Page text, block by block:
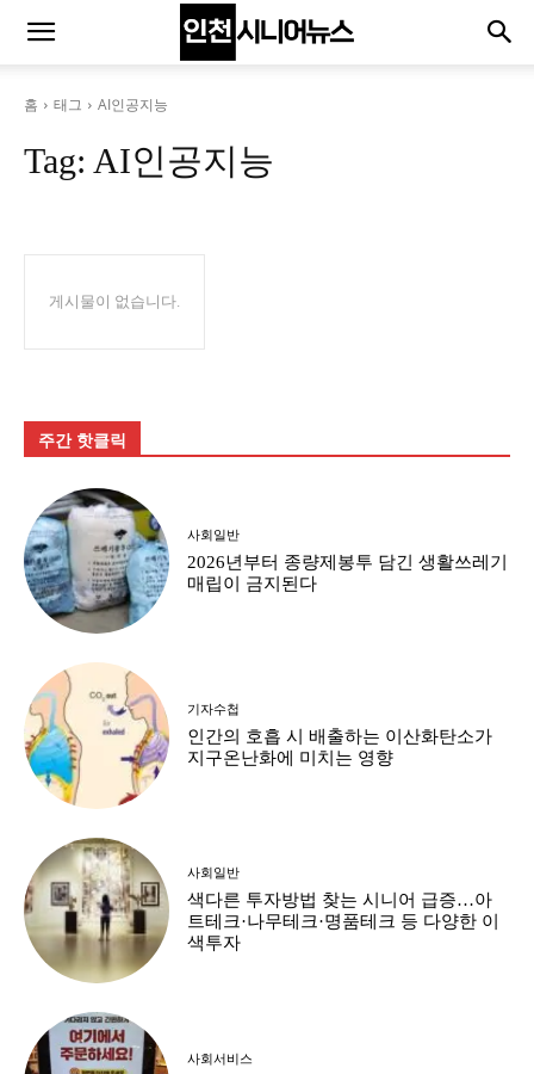
홈 태그 AI인공지능
Tag: AI인공지능
게시물이 없습니다.
주간 핫클릭
사회일반
2026년부터 종량제봉투 담긴 생활쓰레기
매립이 금지된다
기자수첩
인간의 호흡 시 배출하는 이산화탄소가
지구온난화에 미치는 영향
사회일반
색다른 투자방법 찾는 시니어 급증…아
트테크·나무테크·명품테크 등 다양한 이
색투자
사회서비스